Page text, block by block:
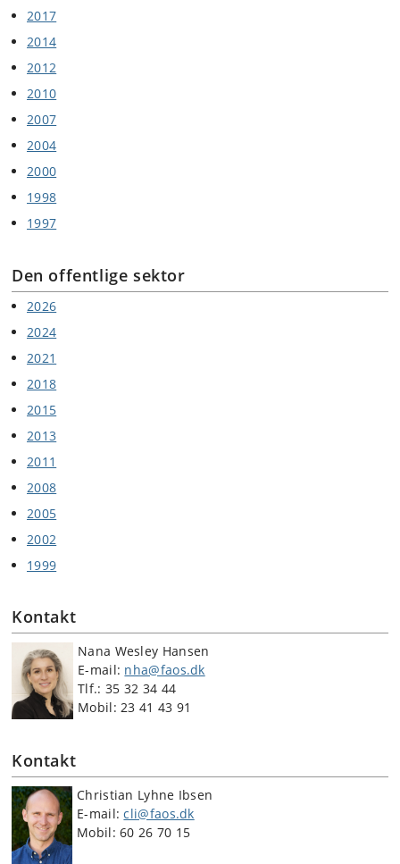
2017
2014
2012
2010
2007
2004
2000
1998
1997
Den offentlige sektor
2026
2024
2021
2018
2015
2013
2011
2008
2005
2002
1999
Kontakt
Nana Wesley Hansen
E-mail: nha@faos.dk
Tlf.: 35 32 34 44
Mobil: 23 41 43 91
Kontakt
Christian Lyhne Ibsen
E-mail:cli@faos.dk
Mobil: 60 26 70 15